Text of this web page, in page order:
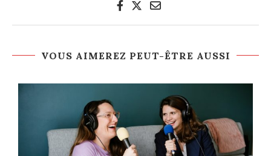
VOUS AIMEREZ PEUT-ÊTRE AUSSI